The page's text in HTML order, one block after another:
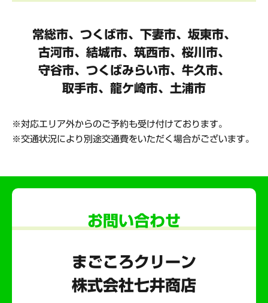
常総市、つくば市、下妻市、坂東市、
古河市、結城市、筑西市、桜川市、
守谷市、 つくばみらい市、牛久市、
取手市、龍ケ崎市、土浦市
対応エリア外からのご予約も受け付けております。
交通状況により別途交通費をいただく場合がございます。
お問い合わせ
まごころクリーン
株式会社七井商店